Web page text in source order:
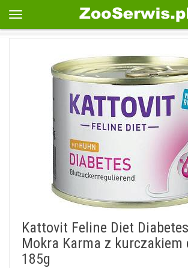
Kattovit Feline Diet
Mokra Karma z kurczakiem
185g